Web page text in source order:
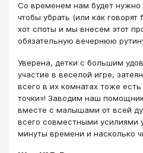
Со временем нам будет нужно
чтобы убрать (или как
хот споты и мы внесем этот
обязательную вечернюю
Уверена, детки с большим
участие в веселой игре,
всего в их комнатах тоже
точки»! Заводим наш
вместе с малышами от всей
всего совместными усилиями
минуты времени и насколько